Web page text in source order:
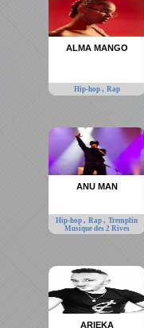
ALMA MANGO
Hip-hop , Rap
ANU MAN
Hip-hop,Rap,Tremplin
Musique des 2 Rives
ARIEKA